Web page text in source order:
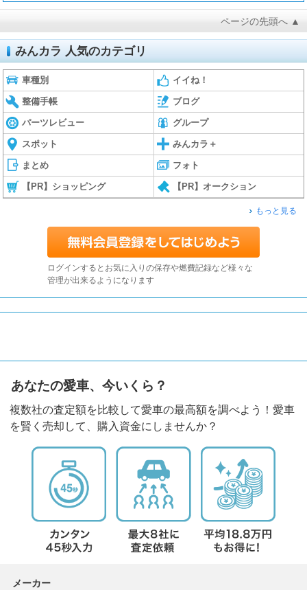
ページの先頭へ ▲
みんカラ 人気のカテゴリ
車種別 イイね！
整備手帳 ブログ
パーツレビュー グループ
スポット みんカラ＋
まとめ フォト
【PR】ショッピング 【PR】オークション
もっと見る
ログインするとお気に入りの保存や燃費記録など様々な
管理が出来るようになります
あなたの愛車、今いくら？
複数社の査定額を比較して愛車の最高額を調べよう！愛車
を賢く売却して、購入資金にしませんか？
メーカー